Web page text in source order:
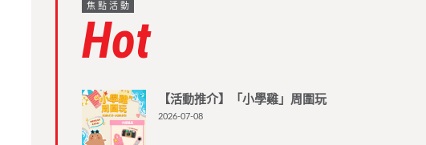
焦點活動
Hot
【活動推介】「小學雞」周圍玩
2026-07-08